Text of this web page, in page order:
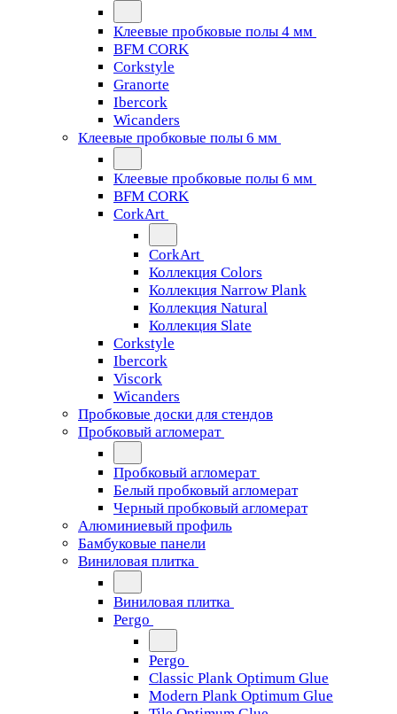
Клеевые пробковые полы 4 мм
BFM CORK
Corkstyle
Granorte
Ibercork
Wicanders
Клеевые пробковые полы 6 мм
Клеевые пробковые полы 6 мм
BFM CORK
CorkArt
CorkArt
Коллекция Colors
Коллекция Narrow Plank
Коллекция Natural
Коллекция Slate
Corkstyle
Ibercork
Viscork
Wicanders
Пробковые доски для стендов
Пробковый агломерат
Пробковый агломерат
Белый пробковый агломерат
Черный пробковый агломерат
Алюминиевый профиль
Бамбуковые панели
Виниловая плитка
Виниловая плитка
Pergo
Pergo
Classic Plank Optimum Glue
Modern Plank Optimum Glue